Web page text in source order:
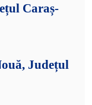
Caraș-
Județul